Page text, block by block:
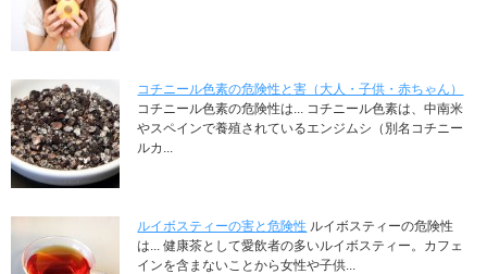
コチニール色素の危険性と害（大人・子供・赤ちゃん）
コチニール色素の危険性は... コチニール色素は、中南米
やスペインで養殖されているエンジムシ（別名コチニー
ルカ...
ルイボスティーの害と危険性 ルイボスティーの危険性
は... 健康茶として愛飲者の多いルイボスティー。カフェ
インを含まないことから女性や子供...